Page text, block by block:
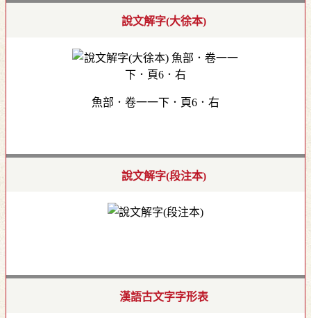
說文解字(大徐本)
魚部．卷一一下．頁6．右
說文解字(段注本)
漢語古文字字形表